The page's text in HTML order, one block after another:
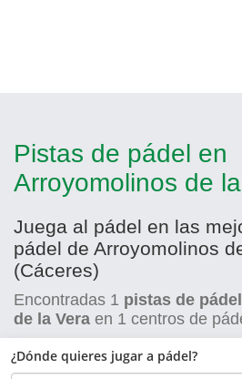
Pistas de pádel en
Arroyomolinos de
Juega al pádel en las
pádel de Arroyomolinos
(Cáceres)
Encontradas 1 pistas de
de la Vera en 1 centros de
¿Dónde quieres jugar a pádel?